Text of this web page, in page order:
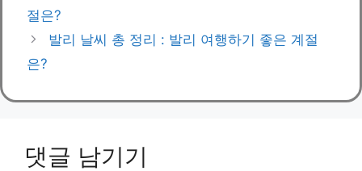
절은?
발리 날씨 총 정리 : 발리 여행하기 좋은 계절
은?
댓글 남기기